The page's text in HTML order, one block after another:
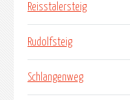
Reisstalersteig
Rudolfsteig
Schlangenweg